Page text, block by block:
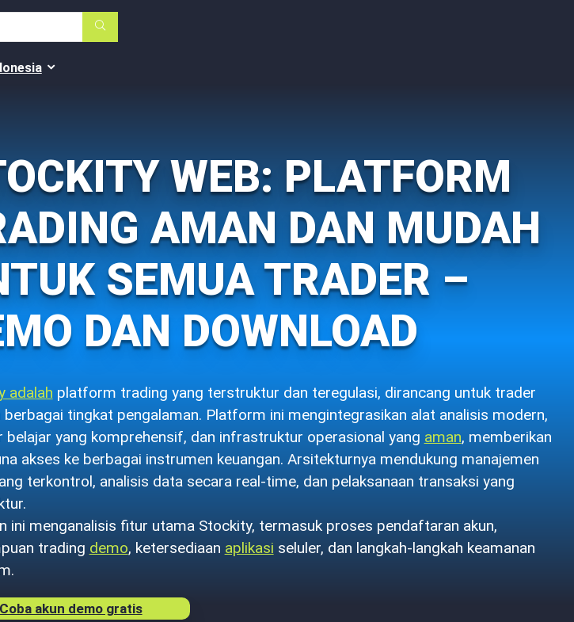
WEB: PLATFORM
AMAN DAN MUDAH
SEMUA TRADER –
DAN DOWNLOAD
adalah platform trading yang terstruktur dan teregulasi, dirancang untuk trader
berbagai tingkat pengalaman. Platform ini mengintegrasikan alat analisis modern,
belajar yang komprehensif, dan infrastruktur operasional yang aman, memberikan
akses ke berbagai instrumen keuangan. Arsitekturnya mendukung manajemen
terkontrol, analisis data secara real-time, dan pelaksanaan transaksi yang
ini menganalisis fitur utama Stockity, termasuk proses pendaftaran akun,
trading demo, ketersediaan aplikasi seluler, dan langkah-langkah keamanan
Coba akun demo gratis